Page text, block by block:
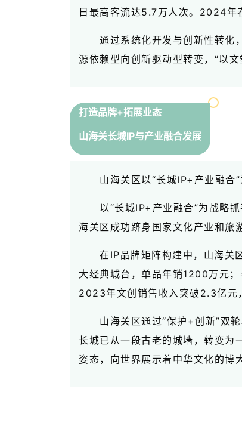
日最高客流达5.7万人次。2024年
通过系统化开发与创新性转化
源依赖型向创新驱动型转变，“以
打造品牌+拓展业态
山海关长城IP与产业融合发展
山海关区以“长城IP+产业融合
以“长城IP+产业融合”为战略
海关区成功跻身国家文化产业和旅
在IP品牌矩阵构建中，山海关
大经典城台，单品年销1200万元
2023年文创销售收入突破2.3亿元
山海关区通过“保护+创新”双
长城已从一段古老的城墙，转变为
姿态，向世界展示着中华文化的博